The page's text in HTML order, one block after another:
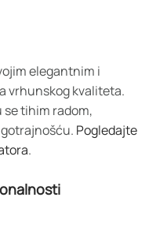
elegantnim i
vrhunskog kvaliteta.
tihim radom,
Pogledajte
.